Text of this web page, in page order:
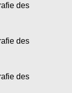
des
des
des